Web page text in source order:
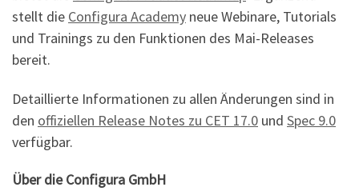
stellt die Configura Academy neue Webinare, Tutorials
und Trainings zu den Funktionen des Mai-Releases
bereit.
Detaillierte Informationen zu allen Änderungen sind in
den offiziellen Release Notes zu CET 17.0 und Spec 9.0
verfügbar.
Über die Configura GmbH